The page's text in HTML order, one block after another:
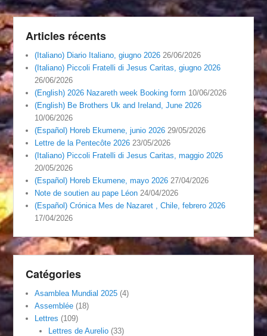
Articles récents
(Italiano) Diario Italiano, giugno 2026 26/06/2026
(Italiano) Piccoli Fratelli di Jesus Caritas, giugno 2026
26/06/2026
(English) 2026 Nazareth week Booking form 10/06/2026
(English) Be Brothers Uk and Ireland, June 2026
10/06/2026
(Español) Horeb Ekumene, junio 2026 29/05/2026
Lettre de la Pentecôte 2026 23/05/2026
(Italiano) Piccoli Fratelli di Jesus Caritas, maggio 2026
20/05/2026
(Español) Horeb Ekumene, mayo 2026 27/04/2026
Note de soutien au pape Léon 24/04/2026
(Español) Crónica Mes de Nazaret , Chile, febrero 2026
17/04/2026
Catégories
Asamblea Mundial 2025 (4)
Assemblée (18)
Lettres (109)
Lettres de Aurelio(33)